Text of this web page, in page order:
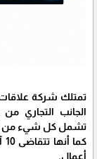
الجانب التجاري
تشمل كل شيء من
أعمال.